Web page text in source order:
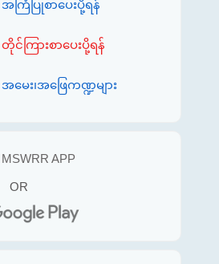
အကြံပြုစာပေးပို့ရန်
တိုင်ကြားစာပေးပို့ရန်
အမေး၊အဖြေကဏ္ဍများ
MSWRR APP
OR